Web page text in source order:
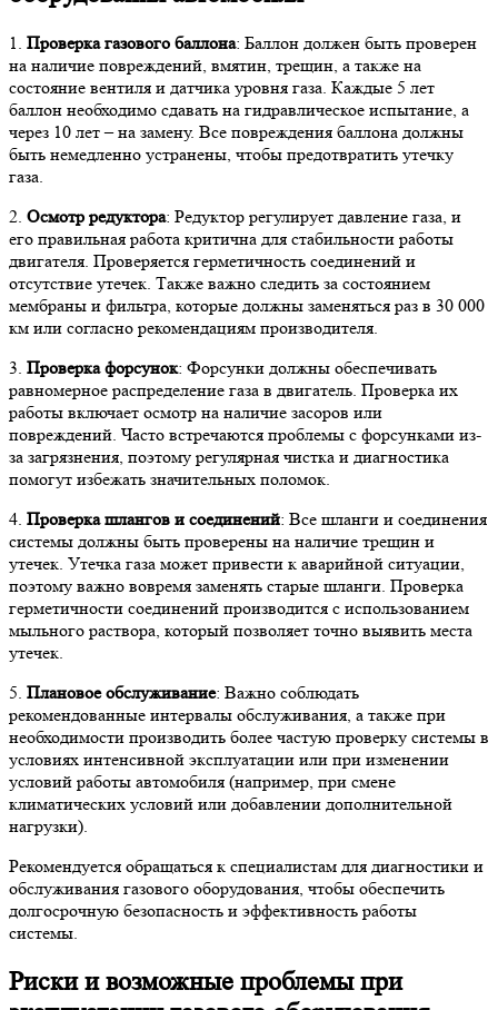
1. Проверка газового баллона: Баллон должен быть проверен
на наличие повреждений, вмятин, трещин, а также на
состояние вентиля и датчика уровня газа. Каждые 5 лет
баллон необходимо сдавать на гидравлическое испытание, а
через 10 лет – на замену. Все повреждения баллона должны
быть немедленно устранены, чтобы предотвратить утечку
газа.
2. Осмотр редуктора: Редуктор регулирует давление газа, и
его правильная работа критична для стабильности работы
двигателя. Проверяется герметичность соединений и
отсутствие утечек. Также важно следить за состоянием
мембраны и фильтра, которые должны заменяться раз в 30 000
км или согласно рекомендациям производителя.
3. Проверка форсунок: Форсунки должны обеспечивать
равномерное распределение газа в двигатель. Проверка их
работы включает осмотр на наличие засоров или
повреждений. Часто встречаются проблемы с форсунками из-
за загрязнения, поэтому регулярная чистка и диагностика
помогут избежать значительных поломок.
4. Проверка шлангов и соединений: Все шланги и соединения
системы должны быть проверены на наличие трещин и
утечек. Утечка газа может привести к аварийной ситуации,
поэтому важно вовремя заменять старые шланги. Проверка
герметичности соединений производится с использованием
мыльного раствора, который позволяет точно выявить места
утечек.
5. Плановое обслуживание: Важно соблюдать
рекомендованные интервалы обслуживания, а также при
необходимости производить более частую проверку системы в
условиях интенсивной эксплуатации или при изменении
условий работы автомобиля (например, при смене
климатических условий или добавлении дополнительной
нагрузки).
Рекомендуется обращаться к специалистам для диагностики и
обслуживания газового оборудования, чтобы обеспечить
долгосрочную безопасность и эффективность работы
системы.
Риски и возможные проблемы при